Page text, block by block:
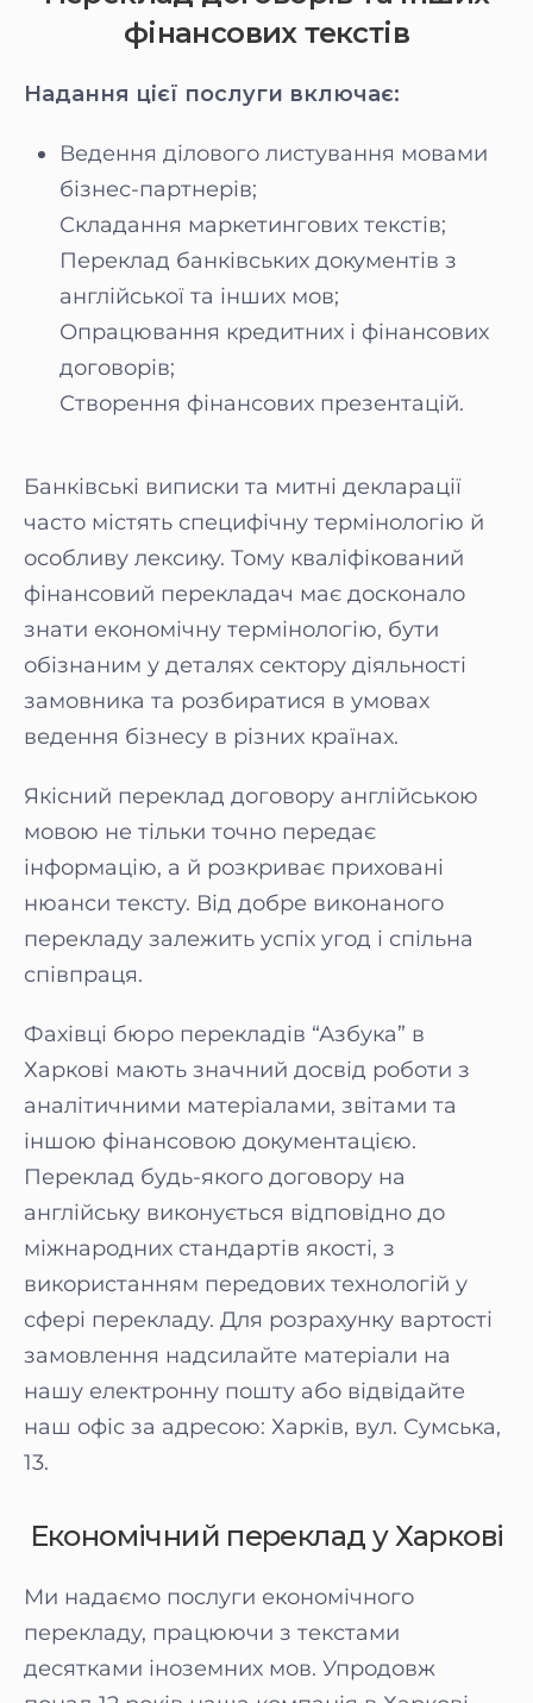
фінансових текстів
Надання цієї послуги включає:
Ведення ділового листування мовами
бізнес-партнерів;
Складання маркетингових текстів;
Переклад банківських документів з
англійської та інших мов;
Опрацювання кредитних і фінансових
договорів;
Створення фінансових презентацій.
Банківські виписки та митні декларації
часто містять специфічну термінологію й
особливу лексику. Тому кваліфікований
фінансовий перекладач має досконало
знати економічну термінологію, бути
обізнаним у деталях сектору діяльності
замовника та розбиратися в умовах
ведення бізнесу в різних країнах.
Якісний переклад договору англійською
мовою не тільки точно передає
інформацію, а й розкриває приховані
нюанси тексту. Від добре виконаного
перекладу залежить успіх угод і спільна
співпраця.
Фахівці бюро перекладів “Азбука” в
Харкові мають значний досвід роботи з
аналітичними матеріалами, звітами та
іншою фінансовою документацією.
Переклад будь-якого договору на
англійську виконується відповідно до
міжнародних стандартів якості, з
використанням передових технологій у
сфері перекладу. Для розрахунку вартості
замовлення надсилайте матеріали на
нашу електронну пошту або відвідайте
наш офіс за адресою: Харків, вул. Сумська,
13.
Економічний переклад у Харкові
Ми надаємо послуги економічного
перекладу, працюючи з текстами
десятками іноземних мов. Упродовж